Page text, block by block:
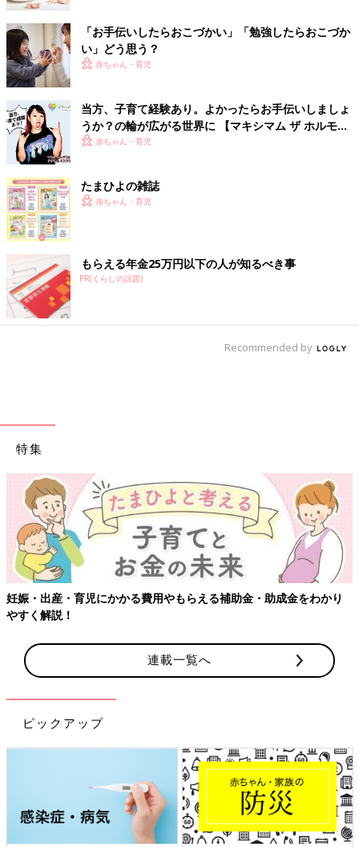
「お手伝いしたらおこづかい」「勉強したらおこづか
い」どう思う？
赤ちゃん・育児
当方、子育て経験あり。よかったらお手伝いしましょ
うか？の輪が広がる世界に 【マキシマム ザ ホルモ
ン・ナヲさん】
赤ちゃん・育児
たまひよの雑誌
赤ちゃん・育児
もらえる年金25万円以下の人が知るべき事
PR(くらしの話題)
Recommended by
特集
【ワクチン接種できるものも】妊婦の感染症対策、知っておいて
連載一覧へ
ピックアップ